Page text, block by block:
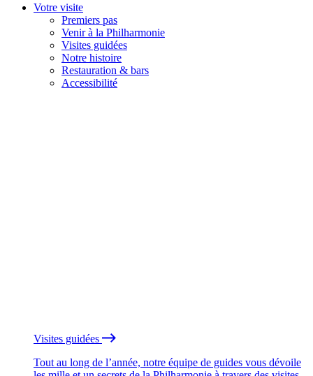
Votre visite
Premiers pas
Venir à la Philharmonie
Visites guidées
Notre histoire
Restauration & bars
Accessibilité
Visites guidées
Tout au long de l’année, notre équipe de guides vous dévoile